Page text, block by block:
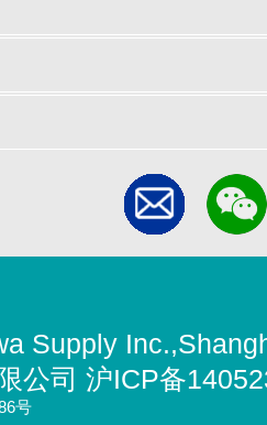
Supply
公司 沪ICP备
号